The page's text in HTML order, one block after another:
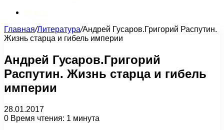
Главная/Литература/Андрей Гусаров.Григорий Распутин.
Жизнь старца и гибель империи
Андрей Гусаров.Григорий
Распутин. Жизнь старца и гибель
империи
28.01.2017
0 Время чтения: 1 минута